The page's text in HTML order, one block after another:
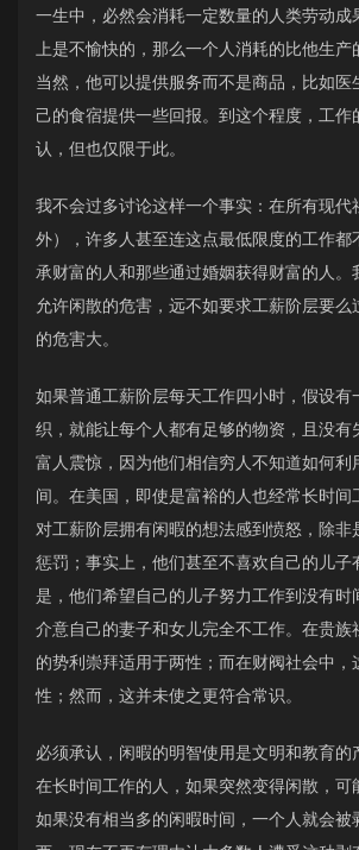
一生中，必然会消耗一定数量的人类劳动成
上是不愉快的，那么一个人消耗的比他生产
当然，他可以提供服务而不是商品，比如医
己的食宿提供一些回报。到这个程度，工作
认，但也仅限于此。
我不会过多讨论这样一个事实：在所有现代
外），许多人甚至连这点最低限度的工作都
承财富的人和那些通过婚姻获得财富的人。
允许闲散的危害，远不如要求工薪阶层要么
的危害大。
如果普通工薪阶层每天工作四小时，假设有
织，就能让每个人都有足够的物资，且没有
富人震惊，因为他们相信穷人不知道如何利
间。在美国，即使是富裕的人也经常长时间
对工薪阶层拥有闲暇的想法感到愤怒，除
惩罚；事实上，他们甚至不喜欢自己的儿子
是，他们希望自己的儿子努力工作到没有时
介意自己的妻子和女儿完全不工作。在贵族
的势利崇拜适用于两性；而在财阀社会中
性；然而，这并未使之更符合常识。
必须承认，闲暇的明智使用是文明和教育
在长时间工作的人，如果突然变得闲散，可
如果没有相当多的闲暇时间，一个人就会被